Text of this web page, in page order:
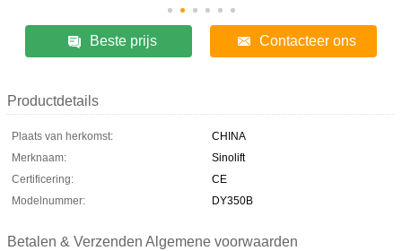
Beste prijs Contacteer ons
Productdetails
Plaats van herkomst:
CHINA
Merknaam:
Sinolift
Certificering:
CE
Modelnummer:
DY350B
Betalen & Verzenden Algemene voorwaarden